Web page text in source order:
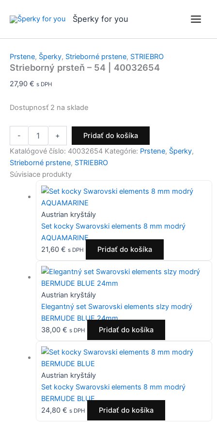
Šperky for you
Prstene, Šperky, Strieborné prstene, STRIEBRO
Strieborný prsteň – 54 | 40032654
27,90 € s DPH
Dostupnosť 2 na sklade
-
Strieborný
prsteň
|
40032654
+
Pridať do košíka
Katalógové číslo: 40032654 Kategórie: Prstene, Šperky,
Strieborné prstene, STRIEBRO
Súvisiace produkty
Austrian kryštály
Set kocky Swarovski elements 8 mm modrý
AQUAMARINE
21,60 € s DPH Pridať do košíka
Austrian kryštály
Elegantný set Swarovski elements slzy modrý
BERMUDE BLUE 24mm
38,00 € s DPH Pridať do košíka
Austrian kryštály
Set kocky Swarovski elements 8 mm modrý
BERMUDE BLUE
24,80 € s DPH Pridať do košíka